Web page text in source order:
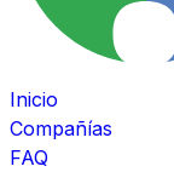
Inicio
Compañías
FAQ